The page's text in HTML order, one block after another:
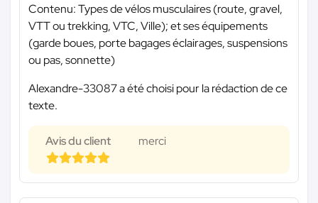
Contenu: Types de vélos musculaires (route, gravel,
VTT ou trekking, VTC, Ville); et ses équipements
(garde boues, porte bagages éclairages, suspensions
ou pas, sonnette)
Alexandre-33087 a été choisi pour la rédaction de ce
texte.
Avis du client merci